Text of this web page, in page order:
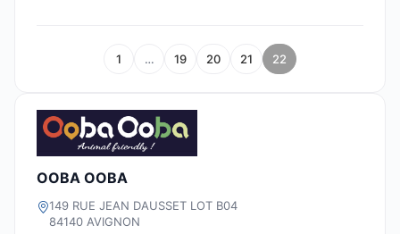
1 … 19 20 21 22
OOBA OOBA
149 RUE JEAN DAUSSET LOT B04
84140 AVIGNON